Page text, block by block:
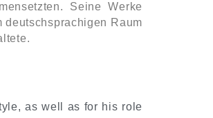
Seine Werke
Raum
as well as for his role